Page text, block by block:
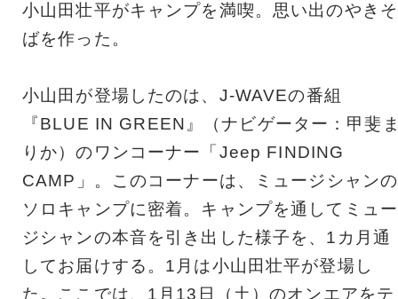
小山田壮平がキャンプを満喫。思い出のやきそ
ばを作った。
小山田が登場したのは、J-WAVEの番組
『BLUE IN GREEN』（ナビゲーター：甲斐
りか）のワンコーナー「Jeep FINDING
CAMP」。このコーナーは、ミュージシャンの
ソロキャンプに密着。キャンプを通してミュー
ジシャンの本音を引き出した様子を、1カ月通
してお届けする。1月は小山田壮平が登場し
た。ここでは、1月13日（土）のオンエアをテ